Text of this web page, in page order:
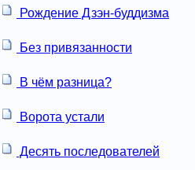
Рождение Дзэн-буддизма
Без привязанности
В чём разница?
Ворота устали
Десять последователей